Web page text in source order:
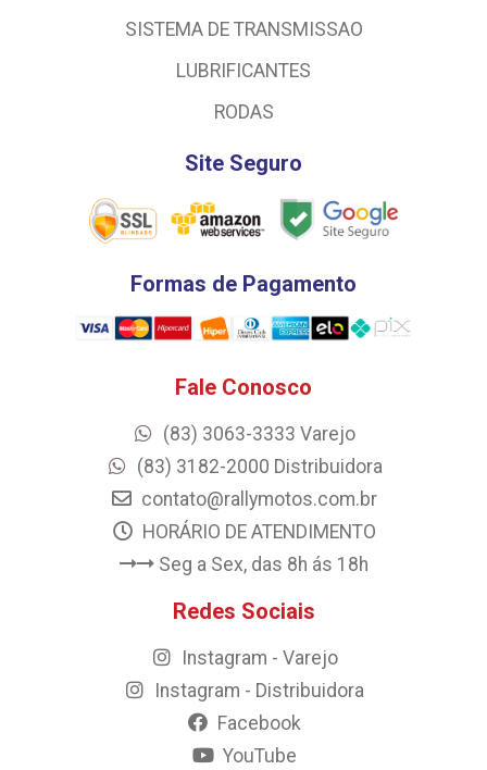
SISTEMA DE TRANSMISSAO
LUBRIFICANTES
RODAS
Site Seguro
Formas de Pagamento
Fale Conosco
(83) 3063-3333 Varejo
(83) 3182-2000 Distribuidora
contato@rallymotos.com.br
HORÁRIO DE ATENDIMENTO
Seg a Sex, das 8h ás 18h
Redes Sociais
Instagram - Varejo
Instagram - Distribuidora
Facebook
YouTube